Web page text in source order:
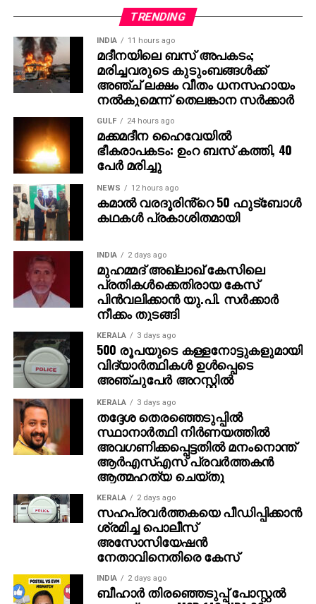
താന്‍ ഇതുവരെ ഇന്ത്യ സന്ദര്‍ശിച്ചിട്ടില്ല എങ്കിലും
നേപ്പാളില്‍ എത്തിയിട്ടുണ്ടെന്നും, നേപ്പാളിന്
ഇന്ത്യയോട് സാമ്യമുണ്ടെന്ന് തോന്നിയെന്നും താരം
കൂട്ടിച്ചേര്‍ത്തു.
രാജമൗലിയുടെ മുമ്പത്തെ ഹിറ്റ് ചിത്രങ്ങളായ
ബാഹുബലി 1, 2 എന്നിവ ഇന്ത്യന്‍ സിനിമയുടെ പുതിയ
ചരിത്രം രചിച്ചതാണ്. എന്നാല്‍ RRR അതിനെ മറികടന്ന്
ലോകമൊട്ടാകെ ഇന്ത്യന്‍ സിനിമയുടെ മാനം
ഉയര്‍ത്തിയ ചിത്രമായി മാറി. ജെയിംസ് കാമറൂണ്‍,
സ്റ്റീഫന്‍ സ്പില്‍ബെര്‍ഗ്, ക്രിസ് ഹെംസ്വര്‍ത്ത്
തുടങ്ങിയ ഹോളിവുഡ് പ്രതിഭകളും ചിത്രത്തെ
പുകഴ്ത്തിയിരുന്നു.
ഇതിനിടെ, രാജമൗലി ഇപ്പോള്‍ മഹേഷ് ബാബു
നായകനായും പൃഥ്വിരാജ് സുകുമാരന്‍ വില്ലനായും
എത്തുന്ന പുതിയ ചിത്രത്തിന്റെ ഒരുക്കങ്ങളിലാണ്.
അതേസമയം, ബാഹുബലി ഒന്നും രണ്ടും ഭാഗങ്ങളും
ചേര്‍ത്ത ‘ദി എപ്പിക്ക്’ തിയറ്ററുകളില്‍ ആവേശം
സൃഷ്ടിച്ചുകൊണ്ടിരിക്കുകയാണ്.
TRENDING
INDIA 11 hours ago
മദീനയിലെ ബസ് അപകടം;
മരിച്ചവരുടെ കുടുംബങ്ങള്‍ക്ക്
അഞ്ച് ലക്ഷം വീതം ധനസഹായം
നല്‍കുമെന്ന് തെലങ്കാന സര്‍ക്കാര്‍
GULF 24 hours ago
മക്കമദീന ഹൈവേയില്‍
ഭീകരാപകടം: ഉംറ ബസ് കത്തി, 40
പേര്‍ മരിച്ചു
NEWS 12 hours ago
കമാൽ വരദൂരിൻ്റെ 50 ഫുട്ബോൾ
കഥകൾ പ്രകാശിതമായി
INDIA 2 days ago
മുഹമ്മദ് അഖ്‌ലാഖ് കേസിലെ
പ്രതികള്‍ക്കെതിരായ കേസ്
പിന്‍വലിക്കാന്‍ യു.പി. സര്‍ക്കാര്‍
നീക്കം തുടങ്ങി
KERALA 3 days ago
500 രൂപയുടെ കള്ളനോട്ടുകളുമായി
വിദ്യാര്‍ത്ഥികള്‍ ഉള്‍പ്പെടെ
അഞ്ചുപേര്‍ അറസ്റ്റില്‍
KERALA 3 days ago
തദ്ദേശ തെരഞ്ഞെടുപ്പില്‍
സ്ഥാനാര്‍ത്ഥി നിര്‍ണയത്തില്‍
അവഗണിക്കപ്പെട്ടതില്‍ മനംനൊന്ത്
ആര്‍എസ്എസ് പ്രവര്‍ത്തകന്‍
ആത്മഹത്യ ചെയ്തു
KERALA 2 days ago
സഹപ്രവര്‍ത്തകയെ പീഡിപ്പിക്കാന്‍
ശ്രമിച്ച പൊലീസ്
അസോസിയേഷന്‍
നേതാവിനെതിരെ കേസ്
INDIA 2 days ago
ബീഹാർ തിരഞ്ഞെടുപ്പ് പോസ്റ്റൽ